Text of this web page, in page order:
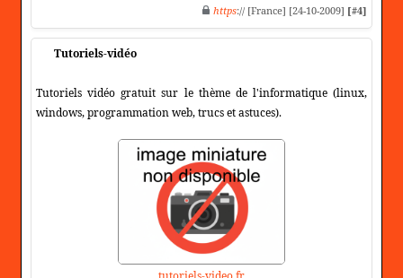
https:// [France] [24-10-2009] [#4]
Tutoriels-vidéo
Tutoriels vidéo gratuit sur le thème de l'informatique (linux,
windows, programmation web, trucs et astuces).